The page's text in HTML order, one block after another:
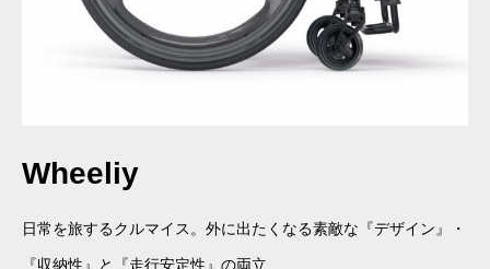
Wheeliy
日常を旅するクルマイス。外に出たくなる素敵な『デザイン』・
『収納性』と『走行安定性』の両立